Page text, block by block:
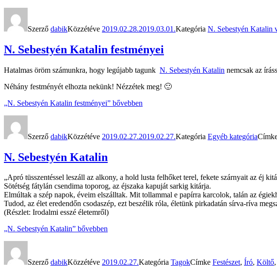
Szerző dabikKözzétéve 2019.02.28.2019.03.01.Kategória N. Sebestyén Katalin
N. Sebestyén Katalin festményei
Hatalmas öröm számunkra, hogy legújabb tagunk N. Sebestyén Katalin nemcsak az
Néhány festményét elhozta nekünk! Nézzétek meg! 🙂
„N. Sebestyén Katalin festményei” bővebben
Szerző dabikKözzétéve 2019.02.27.2019.02.27.Kategória Egyéb kategória
N. Sebestyén Katalin
„Apró tüsszentéssel leszáll az alkony, a hold lusta felhőket terel, fekete szárnyait az éj
Sötétség fátylán csendima toporog, az éjszaka kapuját sarkig kitárja.
Elmúltak a szép napok, éveim elszálltak. Mit tollammal e papírra karcolok, talán az
Tudod, az élet eredendőn csodaszép, ezt beszélik róla, életünk pirkadatán sírva-ríva
(Részlet: Irodalmi esszé életemről)
„N. Sebestyén Katalin” bővebben
Szerző dabikKözzétéve 2019.02.27.Kategória TagokCímke Festészet, Író, Költő,